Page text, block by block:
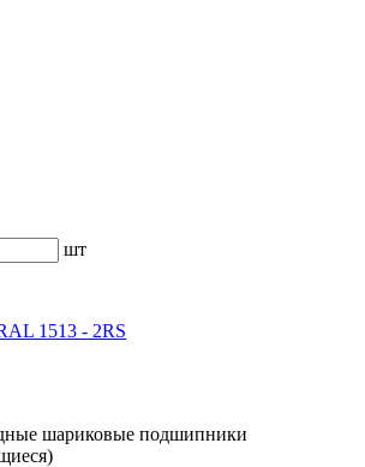
шт
1513 - 2RS
шариковые подшипники